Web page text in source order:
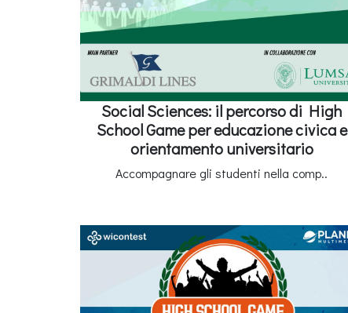
Social Sciences: il percorso di High
School Game per educazione civica e
orientamento universitario
Accompagnare gli studenti nella comp..